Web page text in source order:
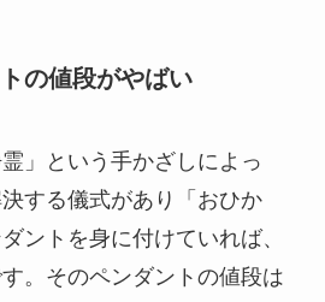
の値段がやばい
」という手かざしによっ
する儀式があり「おひか
ントを身に付けていれば、
。そのペンダントの値段は